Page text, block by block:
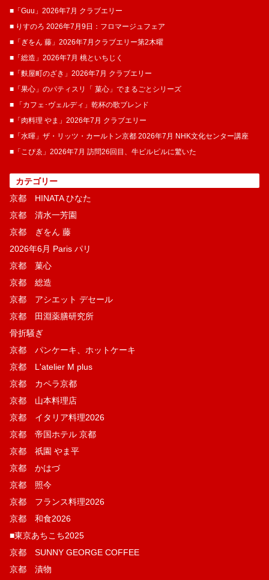
■「Guu」2026年7月 クラブエリー
■ りすのろ 2026年7月9日：フロマージュフェア
■「ぎをん 藤」2026年7月クラブエリー第2木曜
■「総造」2026年7月 桃といちじく
■「麩屋町のざき」2026年7月 クラブエリー
■「果心」のパティスリ「 菓​心」でまるごとシリーズ
■ 「カフェ･ヴェルディ」乾杯の歌ブレンド
■「肉料理 やま」2026年7月 クラブエリー
■「水暉」ザ・リッツ・カールトン京都 2026年7月 NHK文化センター講座
■「こぴゑ」2026年7月 訪問26回目、牛ピルピルに驚いた
カテゴリー
京都 HINATA ひなた
京都 清水一芳園
京都 ぎをん 藤
2026年6月 Paris パリ
京都 菓​心
京都 総造
京都 アシエット デセール
京都 田淵薬膳研究所
骨折騒ぎ
京都 パンケーキ、ホットケーキ
京都 L'atelier M plus
京都 カペラ京都
京都 山本料理店
京都 イタリア料理2026
京都 帝国ホテル 京都
京都 祇園 やま平
京都 かはづ
京都 照今
京都 フランス料理2026
京都 和食2026
■東京あちこち2025
京都 SUNNY GEORGE COFFEE
京都 漬物